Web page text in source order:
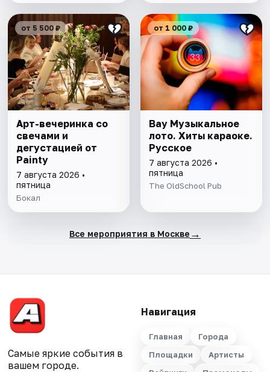
от 5 500 ₽
Арт-вечеринка со
свечами и
дегустацией от
Painty
7 августа 2026 •
пятница
Бокал
от 1 000 ₽
Вау Музыкальное
лото. Хиты караоке.
Русское
7 августа 2026 •
пятница
The OldSchool Pub
Все мероприятия в Москве →
Самые яркие события в
вашем городе.
Навигация
Главная
Города
Площадки
Артисты